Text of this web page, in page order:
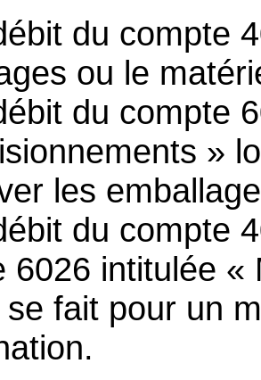
du compte
ou le
du compte
»
les
du compte
6026 intitulée «
se fait pour un